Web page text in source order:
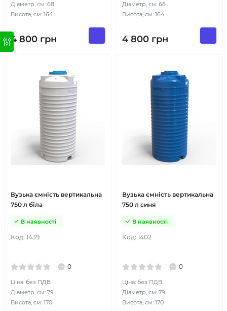
Діаметр, см: 68
Висота, см: 164
4 800 грн
Діаметр, см: 68
Висота, см: 164
4 800 грн
Вузька ємність вертикальна
750 л біла
Код: 1439
В наявності
0
Ціна: без ПДВ
Діаметр, см: 79
Висота, см: 170
Вузька ємність вертикальна
750 л синя
Код: 1402
В наявності
0
Ціна: без ПДВ
Діаметр, см: 79
Висота, см: 170